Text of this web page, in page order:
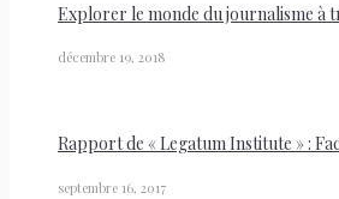
Explorer le monde du journalisme à
décembre 19, 2018
Rapport de « Legatum Institute » :
septembre 16, 2017